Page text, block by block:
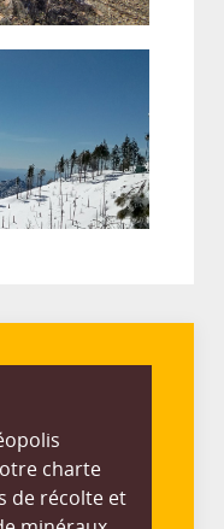
charte
de récolte et